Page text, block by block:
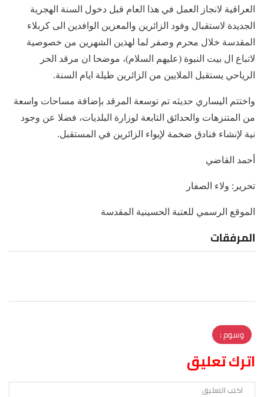
العراقية لانجاز العمل في هذا العام قبل دخول السنة الهجرية
الجديدة لاستقبال وفود الزائرين والمعزين الوافدين الى كربلاء
المقدسة خلال محرم وصفر لما لهذين الشهرين من خصوصية
لاتباع ال بيت النبوة (عليهم السلام)، موضحا ان مرقد الحر
الرياحي يستقبل الملايين من الزائرين طيلة ايام السنة.
واختتم اليساري حديثه تم توسعة المرقد بإضافة مساحات واسعة
من المتنزهات والحدائق التابعة لوزارة البلديات، فضلا عن وجود
نية لإنشاء فنادق ضخمة لإيواء الزائرين في المستقبل.
أحمد القاضي
تحرير: ولاء الصفار
الموقع الرسمي للعتبة الحسينية المقدسة
المرفقات
وسوم :
اترك تعليق